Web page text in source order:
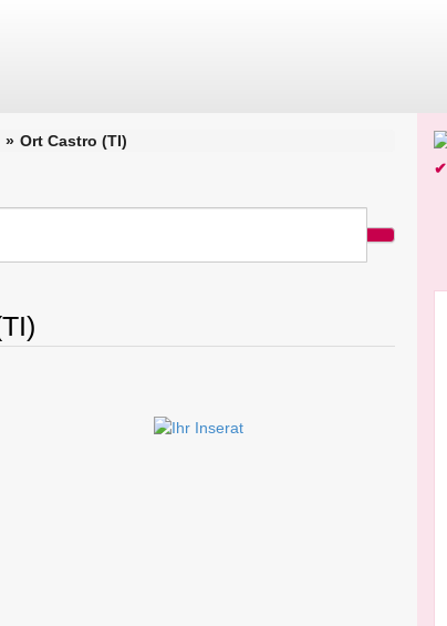
Ort Castro (TI)
✔